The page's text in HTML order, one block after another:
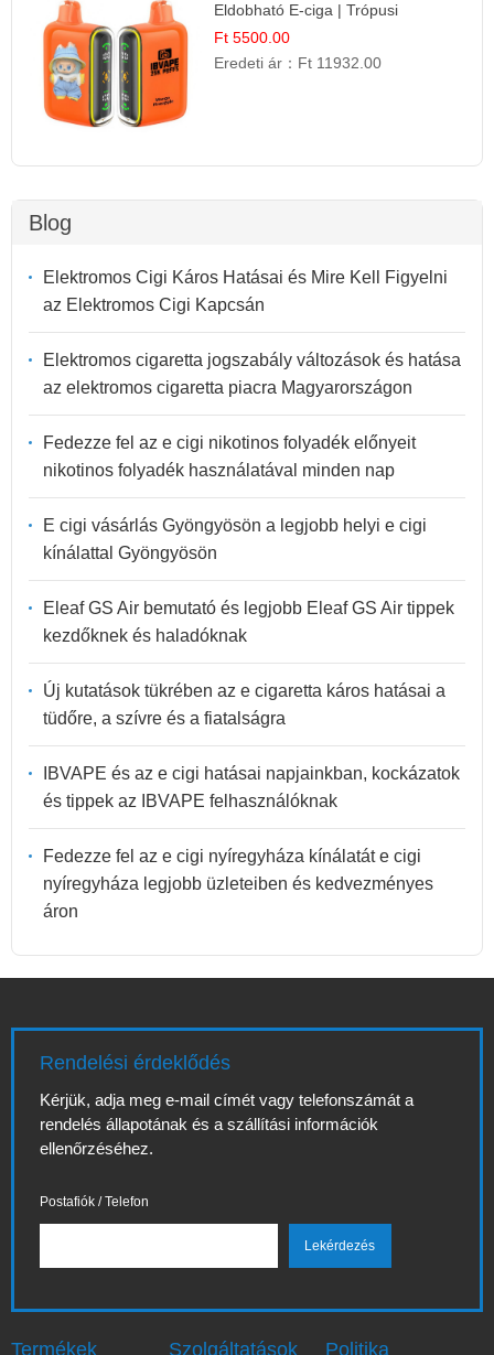
Eldobható E-ciga | Trópusi
Gyümölcs Élmény!
Ft 5500.00
Eredeti ár： Ft 11932.00
Blog
Elektromos Cigi Káros Hatásai és Mire Kell Figyelni
az Elektromos Cigi Kapcsán
Elektromos cigaretta jogszabály változások és hatása
az elektromos cigaretta piacra Magyarországon
Fedezze fel az e cigi nikotinos folyadék előnyeit
nikotinos folyadék használatával minden nap
E cigi vásárlás Gyöngyösön a legjobb helyi e cigi
kínálattal Gyöngyösön
Eleaf GS Air bemutató és legjobb Eleaf GS Air tippek
kezdőknek és haladóknak
Új kutatások tükrében az e cigaretta káros hatásai a
tüdőre, a szívre és a fiatalságra
IBVAPE és az e cigi hatásai napjainkban, kockázatok
és tippek az IBVAPE felhasználóknak
Fedezze fel az e cigi nyíregyháza kínálatát e cigi
nyíregyháza legjobb üzleteiben és kedvezményes
áron
Rendelési érdeklődés
Kérjük, adja meg e-mail címét vagy telefonszámát a
rendelés állapotának és a szállítási információk
ellenőrzéséhez.
Postafiók / Telefon
Termékek Szolgáltatások Politika